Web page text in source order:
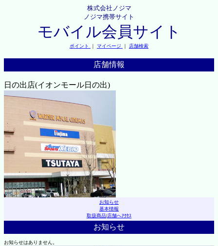
株式会社ノジマ
ノジマ携帯サイト
モバイル会員サイト
ポイント ｜ マイページ ｜ 店舗検索
店舗情報
日の出店(イオンモール日の出)
お知らせ
基本情報
取扱商品|店舗へｱｸｾｽ
お知らせ
お知らせはありません。